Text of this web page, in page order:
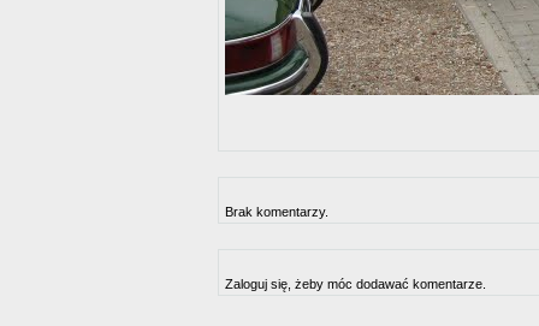
Brak komentarzy.
Zaloguj się, żeby móc dodawać komentarze.